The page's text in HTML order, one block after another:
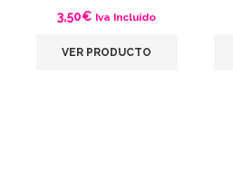
3,50€ Iva Incluido
VER PRODUCTO